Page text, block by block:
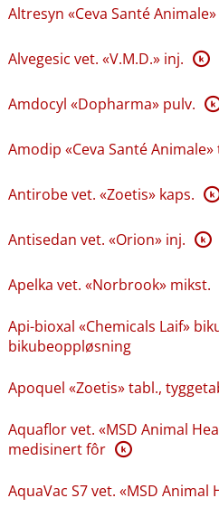
Altresyn «Ceva Santé
Alvegesic vet. «V.M.D.» inj. K
Amdocyl «Dopharma» pulv. K
Amodip «Ceva Santé
Antirobe vet. «Zoetis» kaps. K
Antisedan vet. «Orion» inj. K
Apelka vet. «Norbrook» mikst.
Api-bioxal «Chemicals Laif»
bikubeoppløsning
Apoquel «Zoetis» tabl.,
Aquaflor vet. «MSD Animal
medisinert fôr K
AquaVac S7 vet. «MSD Animal